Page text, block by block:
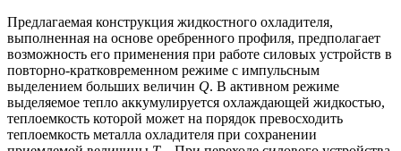
Предлагаемая конструкция жидкостного охладителя,
выполненная на основе оребренного профиля, предполагает
возможность его применения при работе силовых устройств в
повторно-кратковременном режиме с импульсным
выделением больших величин Q. В активном режиме
выделяемое тепло аккумулируется охлаждающей жидкостью,
теплоемкость которой может на порядок превосходить
теплоемкость металла охладителя при сохранении